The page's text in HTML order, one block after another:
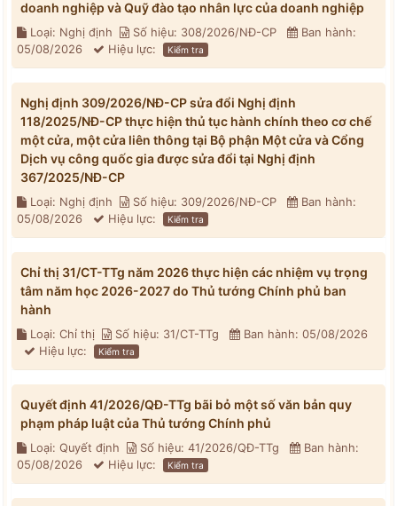
doanh nghiệp và Quỹ đào tạo nhân lực của doanh nghiệp
Loại: Nghị định Số hiệu: 308/2026/NĐ-CP
Ban hành:
05/08/2026
Hiệu lực: Kiểm tra
Nghị định 309/2026/NĐ-CP sửa đổi Nghị định
118/2025/NĐ-CP thực hiện thủ tục hành chính theo cơ chế
một cửa, một cửa liên thông tại Bộ phận Một cửa và Cổng
Dịch vụ công quốc gia được sửa đổi tại Nghị định
367/2025/NĐ-CP
Loại: Nghị định Số hiệu: 309/2026/NĐ-CP
Ban hành:
05/08/2026
Hiệu lực: Kiểm tra
Chỉ thị 31/CT-TTg năm 2026 thực hiện các nhiệm vụ trọng
tâm năm học 2026-2027 do Thủ tướng Chính phủ ban
hành
Loại: Chỉ thị Số hiệu: 31/CT-TTg
Ban hành: 05/08/2026
Hiệu lực:
Kiểm tra
Quyết định 41/2026/QĐ-TTg bãi bỏ một số văn bản quy
phạm pháp luật của Thủ tướng Chính phủ
Loại: Quyết định Số hiệu: 41/2026/QĐ-TTg
Ban hành:
05/08/2026
Hiệu lực: Kiểm tra